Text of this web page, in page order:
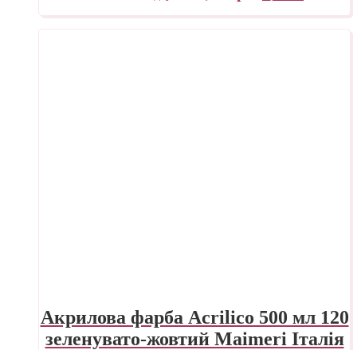
Акрилова фарба Acrilico 500 мл 120
зеленувато-жовтий Maimeri Італія